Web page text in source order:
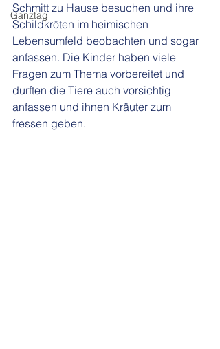
Ganztag
Schmitt zu Hause besuchen und ihre
Schildkröten im heimischen
Lebensumfeld beobachten und sogar
anfassen. Die Kinder haben viele
Fragen zum Thema vorbereitet und
durften die Tiere auch vorsichtig
anfassen und ihnen Kräuter zum
fressen geben.